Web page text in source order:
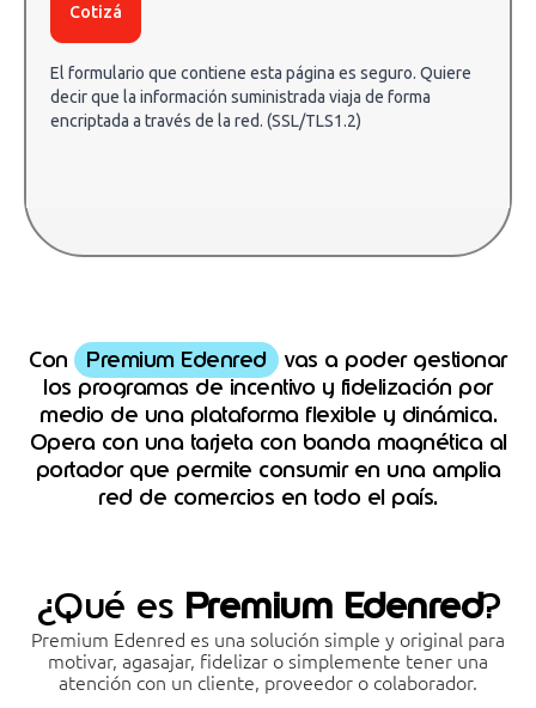
Con Premium Edenred vas a poder gestionar
los programas de incentivo y fidelización por
medio de una plataforma flexible y dinámica.
Opera con una tarjeta con banda magnética al
portador que permite consumir en una amplia
red de comercios en todo el país.
¿Qué esPremium Edenred?
Premium Edenred es una solución simple y original para
motivar, agasajar, fidelizar o simplemente tener una
atención con un cliente, proveedor o colaborador.